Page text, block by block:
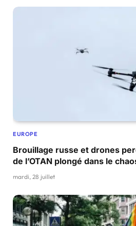
EUROPE
Brouillage russe et drones
de l’OTAN plongé dans le
mardi, 28 juillet